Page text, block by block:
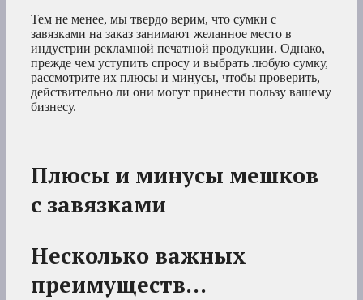
Тем не менее, мы твердо верим, что сумки с
завязками на заказ занимают желанное место в
индустрии рекламной печатной продукции. Однако,
прежде чем уступить спросу и выбрать любую сумку,
рассмотрите их плюсы и минусы, чтобы проверить,
действительно ли они могут принести пользу вашему
бизнесу.
Плюсы и минусы мешков
с завязками
Несколько важных
преимуществ…